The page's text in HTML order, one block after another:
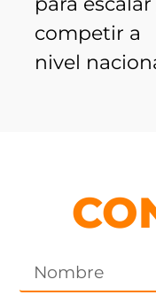
competir a
nivel